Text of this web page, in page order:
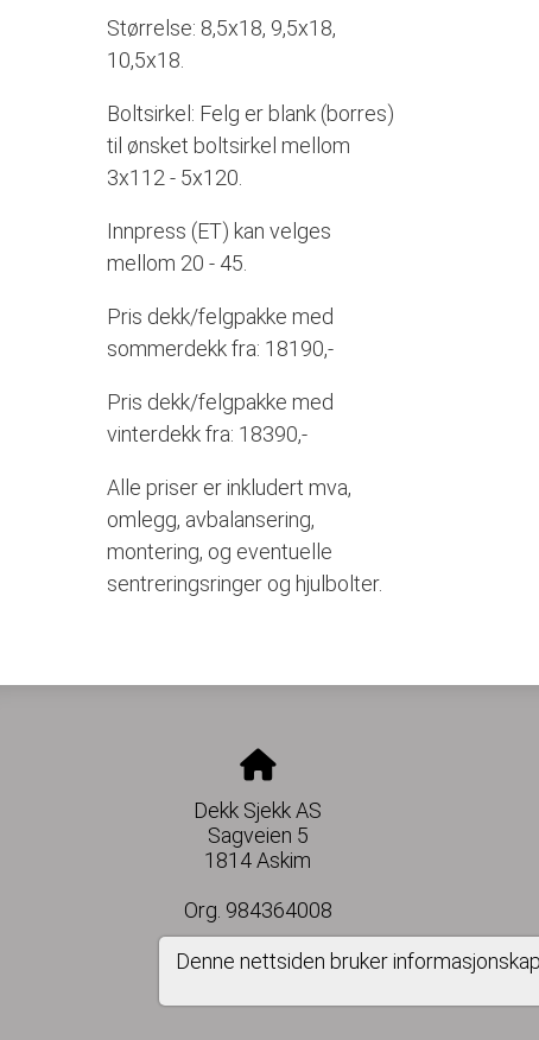
Størrelse: 8,5x18, 9,5x18,
10,5x18.
Boltsirkel: Felg er blank (borres)
til ønsket boltsirkel mellom
3x112 - 5x120.
Innpress (ET) kan velges
mellom 20 - 45.
Pris dekk/felgpakke med
sommerdekk fra: 18190,-
Pris dekk/felgpakke med
vinterdekk fra: 18390,-
Alle priser er inkludert mva,
omlegg, avbalansering,
montering, og eventuelle
sentreringsringer og hjulbolter.
Dekk Sjekk AS
Sagveien 5
1814 Askim
Org. 984364008
Denne nettsiden bruker